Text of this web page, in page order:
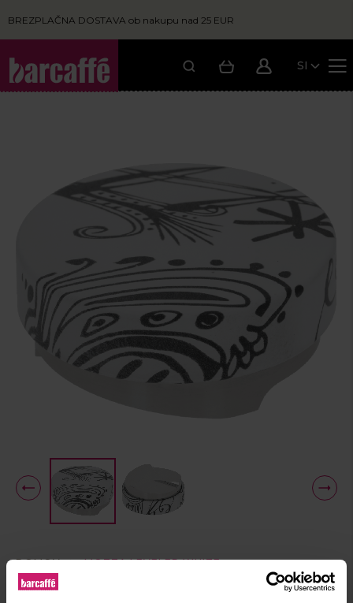
BREZPLAČNA DOSTAVA ob nakupu nad 25 EUR
Moja košaricaSI
DOMOV MOTTA LEVELER WHITE